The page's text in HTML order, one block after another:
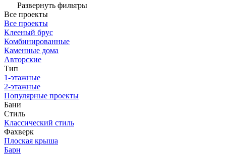
Развернуть фильтры
Все проекты
Все проекты
Клееный брус
Комбинированные
Каменные дома
Авторские
Тип
1-этажные
2-этажные
Популярные проекты
Бани
Стиль
Классический стиль
Фахверк
Плоская крыша
Барн